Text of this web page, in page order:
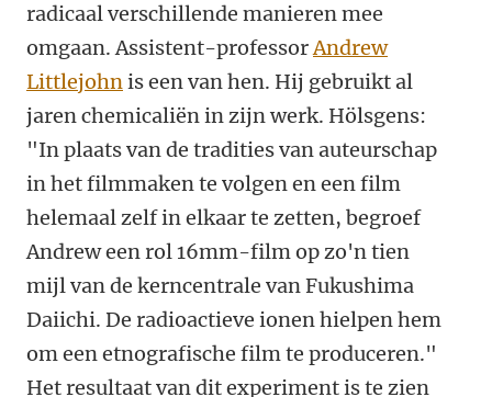
radicaal verschillende manieren mee
omgaan. Assistent-professorAndrew
Littlejohnis een van hen. Hij gebruikt al
jaren chemicaliën in zijn werk. Hölsgens:
"In plaats van de tradities van auteurschap
in het filmmaken te volgen en een film
helemaal zelf in elkaar te zetten, begroef
Andrew een rol 16mm-film op zo'n tien
mijl van de kerncentrale van Fukushima
Daiichi. De radioactieve ionen hielpen hem
om een etnografische film te produceren."
Het resultaat van dit experiment is te zien